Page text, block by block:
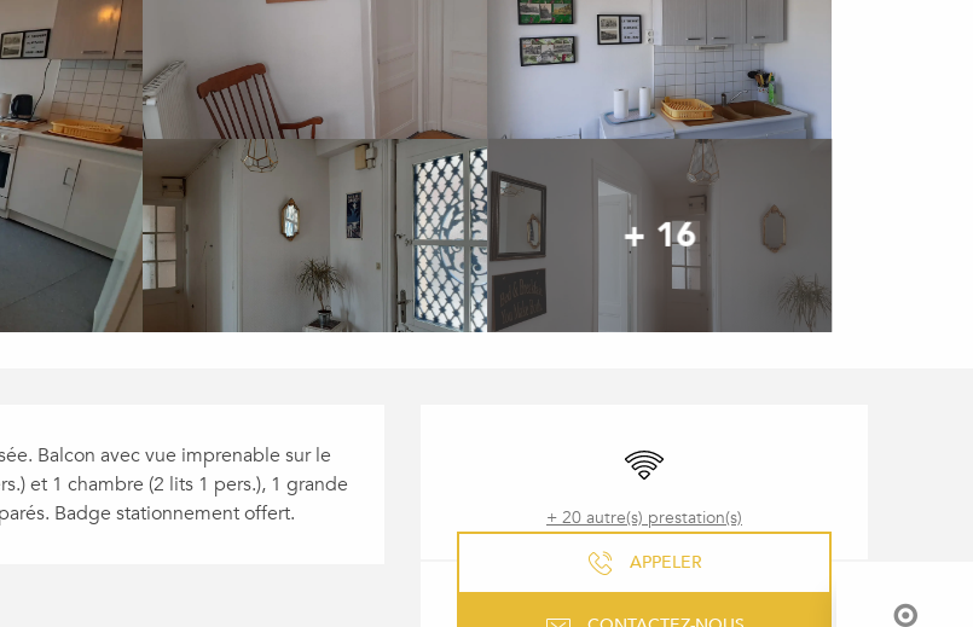
+ 16
WiFi
+ 20 autre(s) prestation(s)
APPELER
Balcon avec vue imprenable sur le
et 1 chambre (2 lits 1 pers.), 1 grande
Badge stationnement offert.